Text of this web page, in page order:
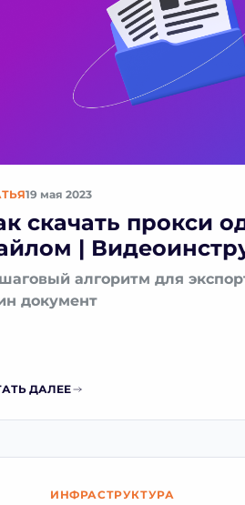
19 мая 2023
скачать прокси
|
алгоритм для
документ
ДАЛЕЕ
ИНФРАСТРУКТУРА